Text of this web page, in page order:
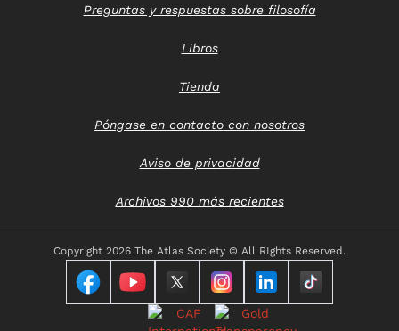
Preguntas y respuestas sobre filosofía
Libros
Tienda
Póngase en contacto con nosotros
Aviso de privacidad
Archivos 990 más recientes
Copyright 2026 The Atlas Society © All RIghts Reserved.